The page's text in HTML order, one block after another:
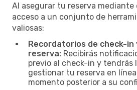
Al asegurar tu reserva mediante
acceso a un conjunto de
valiosas:
Recordatorios de check-in
reserva: Recibirás
previo al check-in y tendrás
gestionar tu reserva en
momento posterior a su